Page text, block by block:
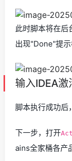
此时脚本将在后
出现"Done"提示
输入IDEA激
脚本执行成功后
下一步，打开
ains全家桶各产